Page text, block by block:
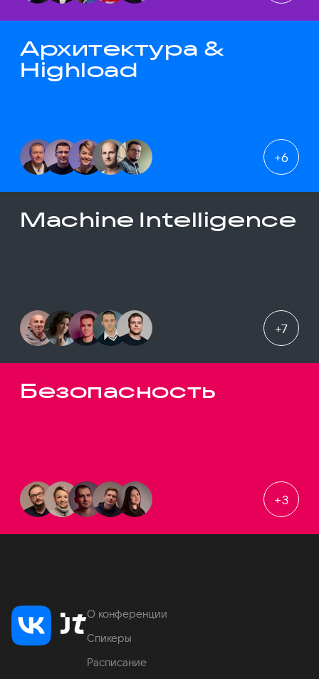
Архитектура &
Highload
+6
Machine Intelligence
+7
Безопасность
+3
О конференции
Спикеры
Расписание